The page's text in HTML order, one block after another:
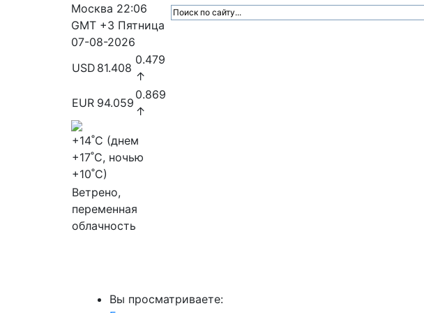
Москва 22:06
GMT +3 Пятница
07-08-2026
USD 81.408
0.479
↑
EUR 94.059
0.869
↑
+14˚C (днем
+17˚C, ночью
+10˚C)
Ветрено,
переменная
облачность
Вы просматриваете: